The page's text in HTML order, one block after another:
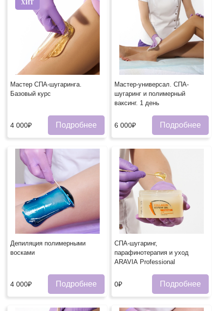
ХИТ
Мастер СПА-шугаринга.
Базовый курс
4 000₽ Подробнее
Мастер-универсал. СПА-
шугаринг и полимерный
ваксинг. 1 день
6 000₽ Подробнее
Депиляция полимерными
восками
4 000₽ Подробнее
СПА-шугаринг,
парафинотерапия и уход
ARAVIA Professional
0₽ Подробнее